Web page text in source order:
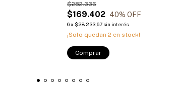
$169.402
$282.336
40% OFF
6x $28.233,67 sin interés
¡Solo quedan 2 en stock!
Comprar